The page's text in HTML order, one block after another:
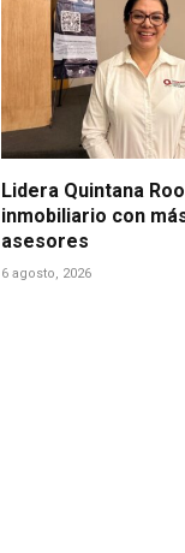
Lidera Quintana
inmobiliario con
asesores
6 agosto, 2026